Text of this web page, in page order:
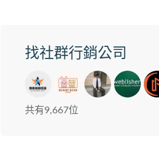
找社群行銷公司
共有9,667位